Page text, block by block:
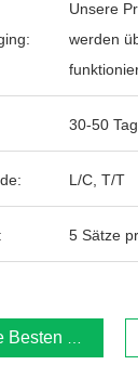
Unsere
werden
30-50
L/C, T/T
5 Sätze
Besten Preis